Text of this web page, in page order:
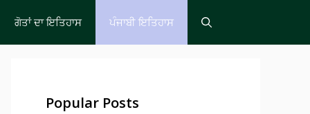
ਗੋਤਾਂ ਦਾ ਇਤਿਹਾਸ ਪੰਜਾਬੀ ਇਤਿਹਾਸ
Popular Posts